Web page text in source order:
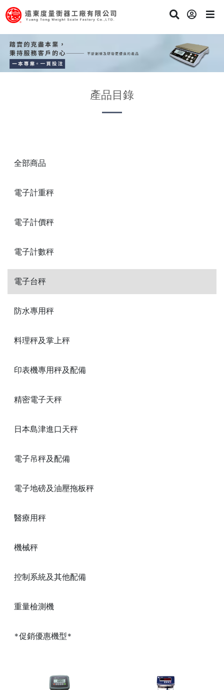
產品目錄
全部商品
電子計重秤
電子計價秤
電子計數秤
電子台秤
防水專用秤
料理秤及掌上秤
印表機專用秤及配備
精密電子天秤
日本島津進口天秤
電子吊秤及配備
電子地磅及油壓拖板秤
醫療用秤
機械秤
控制系統及其他配備
重量檢測機
*促銷優惠機型*